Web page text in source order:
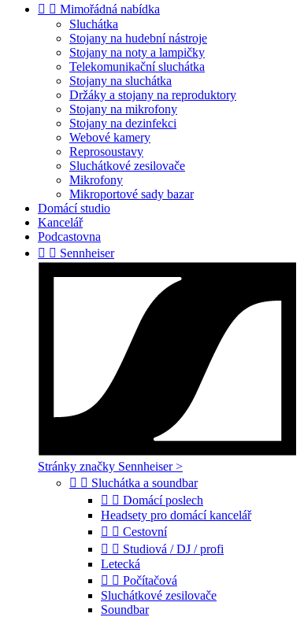
  Mimořádná nabídka
Sluchátka
Stojany na hudební nástroje
Stojany na noty a lampičky
Telekomunikační sluchátka
Stojany na sluchátka
Držáky a stojany na reproduktory
Stojany na mikrofony
Stojany na dezinfekci
Webové kamery
Reprosoustavy
Sluchátkové zesilovače
Mikrofony
Mikroportové sady bazar
Domácí studio
Kancelář
Podcastovna
  Sennheiser
Stránky značky Sennheiser >
  Sluchátka a soundbar
  Domácí poslech
Headsety pro domácí kancelář
  Cestovní
  Studiová / DJ / profi
Letecká
  Počítačová
Sluchátkové zesilovače
Soundbar